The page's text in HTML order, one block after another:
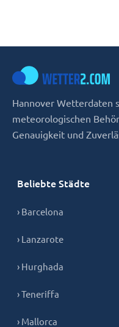
Hannover Wetterdaten
meteorologischen
Genauigkeit und
Beliebte Städte
› Barcelona
› Lanzarote
› Hurghada
› Teneriffa
› Mallorca